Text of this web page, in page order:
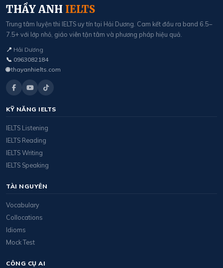
THẦY ANH IELTS
Trung tâm luyện thi IELTS uy tín tại Hải Dương. Cam kết đầu ra band 6.5–
7.5+ với lớp nhỏ, giáo viên tận tâm và phương pháp hiệu quả.
📍 Hải Dương
📞 0963082184
🌐 thayanhielts.com
KỸ NĂNG IELTS
IELTS Listening
IELTS Reading
IELTS Writing
IELTS Speaking
TÀI NGUYÊN
Vocabulary
Collocations
Idioms
Mock Test
CÔNG CỤ AI